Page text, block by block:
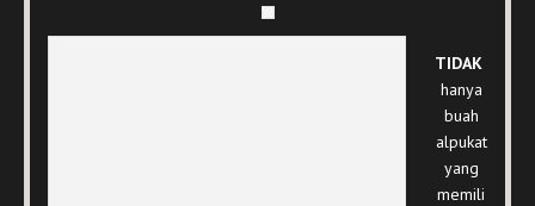
TIDAK
hanya
buah
alpukat
yang
memili